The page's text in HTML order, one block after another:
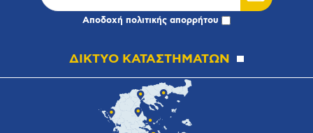
Αποδοχή πολιτικής απορρήτου
ΔΙΚΤΥΟ ΚΑΤΑΣΤΗΜΑΤΩΝ